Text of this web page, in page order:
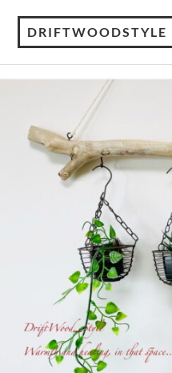
DRIFTWOODSTYLE